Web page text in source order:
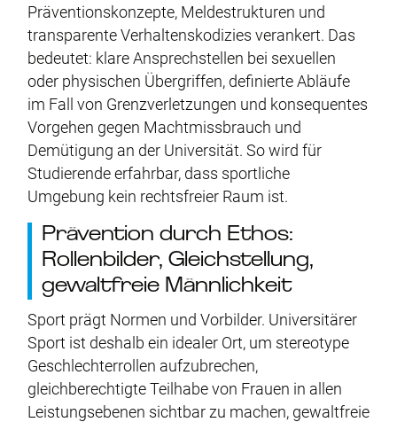
Präventionskonzepte, Meldestrukturen und
transparente Verhaltenskodizies verankert. Das
bedeutet: klare Ansprechstellen bei sexuellen
oder physischen Übergriffen, definierte Abläufe
im Fall von Grenzverletzungen und konsequentes
Vorgehen gegen Machtmissbrauch und
Demütigung an der Universität. So wird für
Studierende erfahrbar, dass sportliche
Umgebung kein rechtsfreier Raum ist.
Prävention durch Ethos:
Rollenbilder, Gleichstellung,
gewaltfreie Männlichkeit
Sport prägt Normen und Vorbilder. Universitärer
Sport ist deshalb ein idealer Ort, um stereotype
Geschlechterrollen aufzubrechen,
gleichberechtigte Teilhabe von Frauen in allen
Leistungsebenen sichtbar zu machen, gewaltfreie